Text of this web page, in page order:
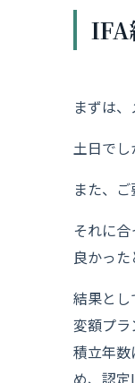
IFA
まずは
土日で
また、
それに合
良かった
結果とし
変額プラ
積立年数
め、 認定